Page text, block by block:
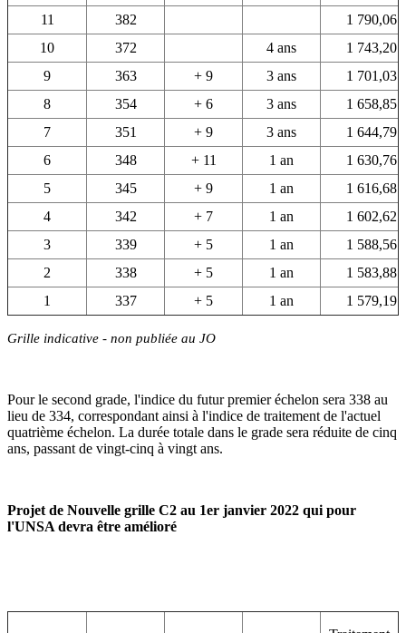
11
382
1 790,06
10
372 4 ans
1 743,20
9
363 + 9 3 ans
1 701,03
8
354 + 6 3 ans
1 658,85
7
351 + 9 3 ans
1 644,79
6
348 + 11 1 an
1 630,76
5
345 + 9 1 an
1 616,68
4
342 + 7 1 an
1 602,62
3
339 + 5 1 an
1 588,56
2
338 + 5 1 an
1 583,88
1
337 + 5 1 an 1 579,19
Grille indicative - non publiée au JO
Pour le second grade, l'indice du futur premier échelon sera 338 au
lieu de 334, correspondant ainsi à l'indice de traitement de l'actuel
quatrième échelon. La durée totale dans le grade sera réduite de cinq
ans, passant de vingt-cinq à vingt ans.
Projet de Nouvelle grille C2 au 1er janvier 2022 qui pour
l'UNSA devra être amélioré